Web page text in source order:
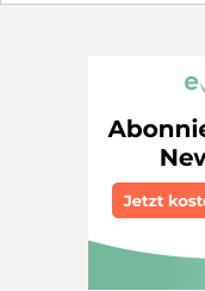
man sich wünscht: er
Menschen mit
Gerne kann ein
Kinder sollten 12
Nerone zur Zeit
er noch Erziehung,
Familienhund wird. Wenn Sie Fragen zu Nerone haben,
dann nehmen Sie
ich ihre Fragen Elke
info@furbys-
Ausreise gechipt,